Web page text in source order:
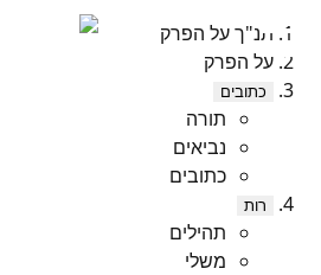
תנ"ך על הפרק
על הפרק
כתובים
תורה
נביאים
כתובים
רות
תהילים
משלי